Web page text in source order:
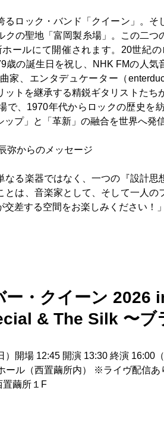
るロック・バンド「クイーン」。そ
クの聖地「富岡製糸場」。この二
ホールにて開催されます。20世紀
歳の誕生日を祝し、NHK FMの人
家、エンタデュケーター（
ットを継承する精鋭ギタリストた
で、1970年代からロックの歴史を
プ」と「革新」の融合を世界へ発
弥からのメッセージ
なる楽器ではなく、一つの『設計
とは、音楽家として、そして一人
交差する空間をお楽しみください！」
ー・クイーン 2026
& The Silk 〜ブ
開場 12:45 開演 13:30 終演 16:00（
ール（西置繭所内） ※ライヴ配信あ
置繭所１F